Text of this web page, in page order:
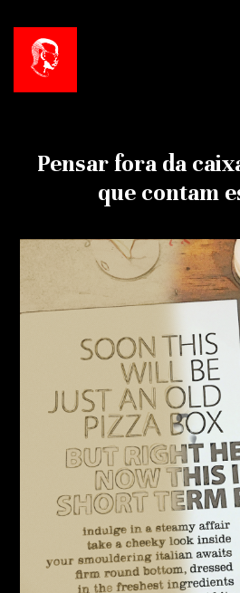
Pensar fora da
que contam